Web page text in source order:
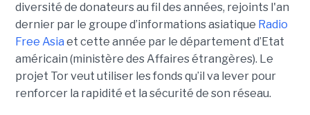
diversité de donateurs au fil des années, rejoints l'an
dernier par le groupe d’informations asiatique Radio
Free Asia et cette année par le département d’Etat
américain (ministère des Affaires étrangères). Le
projet Tor veut utiliser les fonds qu’il va lever pour
renforcer la rapidité et la sécurité de son réseau.